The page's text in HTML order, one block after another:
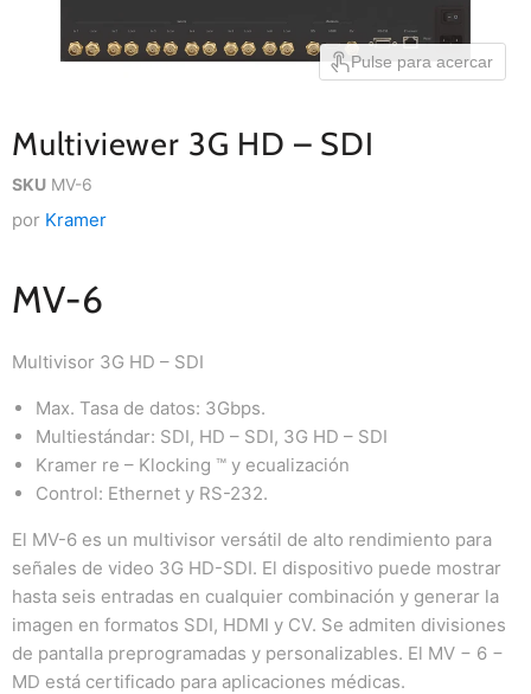
Pulse para acercar
Multiviewer 3G HD – SDI
SKU MV-6
por Kramer
MV-6
Multivisor 3G HD – SDI
Max. Tasa de datos: 3Gbps.
Multiestándar: SDI, HD – SDI, 3G HD – SDI
Kramer re – Klocking ™ y ecualización
Control: Ethernet y RS-232.
El MV-6 es un multivisor versátil de alto rendimiento para
señales de video 3G HD-SDI. El dispositivo puede mostrar
hasta seis entradas en cualquier combinación y generar la
imagen en formatos SDI, HDMI y CV. Se admiten divisiones
de pantalla preprogramadas y personalizables. El MV − 6 −
MD está certificado para aplicaciones médicas.